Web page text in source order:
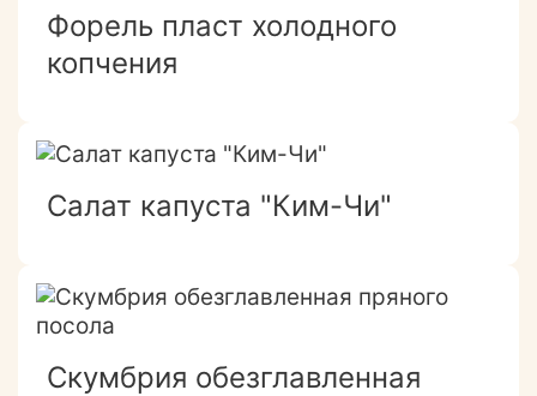
Форель пласт холодного
копчения
Салат капуста "Ким-Чи"
Скумбрия обезглавленная